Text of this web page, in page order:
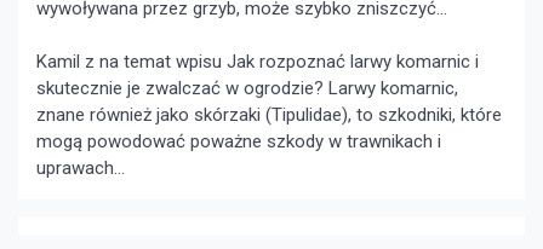
wywoływana przez grzyb, może szybko zniszczyć...
Kamil z na temat wpisu Jak rozpoznać larwy komarnic i
skutecznie je zwalczać w ogrodzie? Larwy komarnic,
znane również jako skórzaki (Tipulidae), to szkodniki, które
mogą powodować poważne szkody w trawnikach i
uprawach...